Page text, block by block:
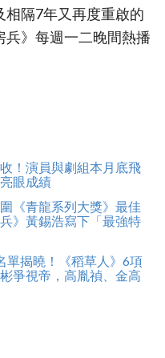
隔7年又再度重啟的
》每週一二晚間熱播
！演員與劇組本月底飛
眼成績
《青龍系列大獎》最佳
》黃錫浩寫下「最強特
單揭曉！《稻草人》6項
爭視帝，高胤禎、金高